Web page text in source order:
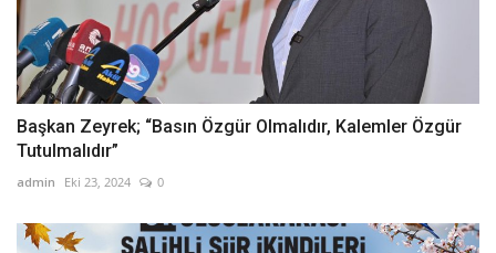
Başkan Zeyrek; “Basın Özgür Olmalıdır, Kalemler Özgür
Tutulmalıdır”
admin Eki 23, 2024 0